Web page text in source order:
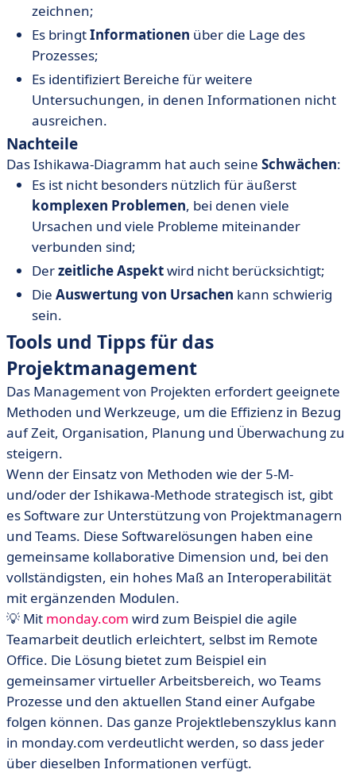
zeichnen;
Es bringtInformationen über die Lage des
Prozesses;
Es identifiziert Bereiche für weitere
Untersuchungen, in denen Informationen nicht
ausreichen.
Nachteile
Das Ishikawa-Diagramm hat auch seine Schwächen:
Es ist nicht besonders nützlich für äußerst
komplexen Problemen, bei denen viele
Ursachen und viele Probleme miteinander
verbunden sind;
Derzeitliche Aspektwird nicht berücksichtigt;
Die Auswertung von Ursachen kann schwierig
sein.
Tools und Tipps für das
Projektmanagement
Das Management von Projekten erfordert geeignete
Methoden und Werkzeuge, um die Effizienz in Bezug
auf Zeit, Organisation, Planung und Überwachung zu
steigern.
Wenn der Einsatz von Methoden wie der 5-M-
und/oder der Ishikawa-Methode strategisch ist, gibt
es Software zur Unterstützung von Projektmanagern
und Teams. Diese Softwarelösungen haben eine
gemeinsame kollaborative Dimension und, bei den
vollständigsten, ein hohes Maß an Interoperabilität
mit ergänzenden Modulen.
💡 Mit monday.com wird zum Beispiel die agile
Teamarbeit deutlich erleichtert, selbst im Remote
Office. Die Lösung bietet zum Beispiel ein
gemeinsamer virtueller Arbeitsbereich, wo Teams
Prozesse und den aktuellen Stand einer Aufgabe
folgen können. Das ganze Projektlebenszyklus kann
in monday.com verdeutlicht werden, so dass jeder
über dieselben Informationen verfügt.